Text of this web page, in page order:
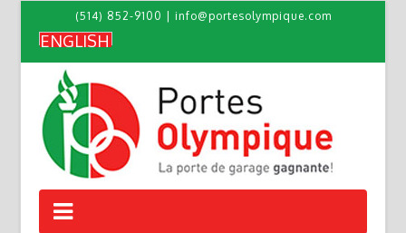
(514) 852-9100 info@portesolympique.com
ENGLISH
Navigation